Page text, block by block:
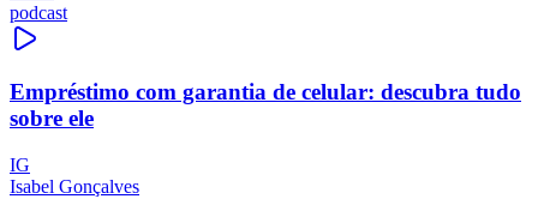
podcast
Empréstimo com garantia de celular: descubra tudo
sobre ele
IG
Isabel Gonçalves